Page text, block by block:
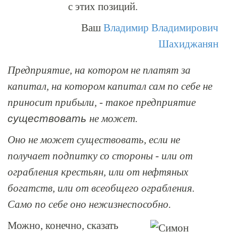
с этих позиций.
Ваш Владимир Владимирович
Шахиджанян
Предприятие, на котором не платят за
капитал, на котором капитал сам по себе не
приносит прибыли, - такое предприятие
существовать не может.
Оно не может существовать, если не
получает подпитку со стороны - или от
ограбления крестьян, или от нефтяных
богатств, или от всеобщего ограбления.
Само по себе оно нежизнеспособно.
Можно, конечно, сказать